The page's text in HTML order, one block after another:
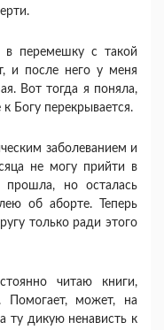
перемешку с такой
и после него у меня
Вот тогда я поняла,
Богу перекрывается.
заболеванием и
не могу прийти в
но осталась
об аборте. Теперь
только ради этого
читаю книги,
Помогает, может, на
ту дикую ненависть к